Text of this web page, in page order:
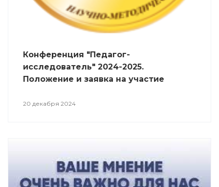
Конференция "Педагог-
исследователь" 2024-2025.
Положение и заявка на участие
20 декабря 2024